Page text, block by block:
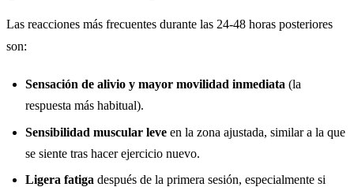
Las reacciones más frecuentes durante las 24-48 horas posteriores
son:
Sensación de alivio y mayor movilidad inmediata (la
respuesta más habitual).
Sensibilidad muscular leve en la zona ajustada, similar a la que
se siente tras hacer ejercicio nuevo.
Ligera fatiga después de la primera sesión, especialmente si